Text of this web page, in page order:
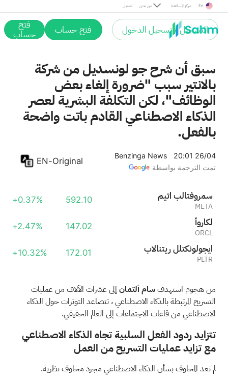
تحميل من نحن مركز المساعدة En
التسجيل / تسجيل الدخول فتح حساب فتح
حساب
بالانتير للتكنولوجيا
PLTR
سبق أن شرح جو لونسديل من شركة
بالانتير سبب "ضرورة إلغاء بعض
الوظائف"، لكن التكلفة البشرية لعصر
الذكاء الاصطناعي القادم باتت واضحة
بالفعل.
Benzinga News
20:01 26/04
تمت الترجمة بواسطة
EN-Original
ميتا بلاتفورمس
META
592.10
+0.37%
أوراكل
ORCL
147.02
+2.47%
بالانتير للتكنولوجيا
PLTR
172.01
+10.32%
من هجوم استهدفسام ألتمانإلى عشرات الآلاف من عمليات
التسريح المرتبطة بالذكاء الاصطناعي، تتصاعد التوترات حول الذكاء
الاصطناعي من قاعات الاجتماعات إلى العالم الحقيقي.
تتزايد ردود الفعل السلبية تجاه الذكاء الاصطناعي
مع تزايد عمليات التسريح من العمل
لم تعد المخاوف بشأن الذكاء الاصطناعيمجرد مخاوف نظرية.